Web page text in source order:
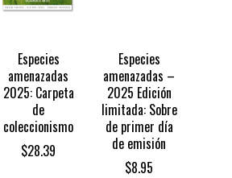
Especies
amenazadas
2025: Carpeta
de
coleccionismo
$28.39
Especies
amenazadas –
2025 Edición
limitada: Sobre
de primer día
de emisión
$8.95